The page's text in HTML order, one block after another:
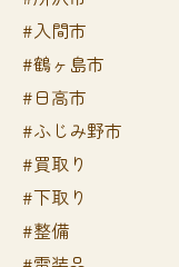
#入間市
#鶴ヶ島市
#日高市
#ふじみ野市
#買取り
#下取り
#整備